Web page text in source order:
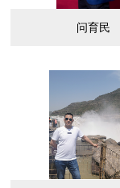
问育民